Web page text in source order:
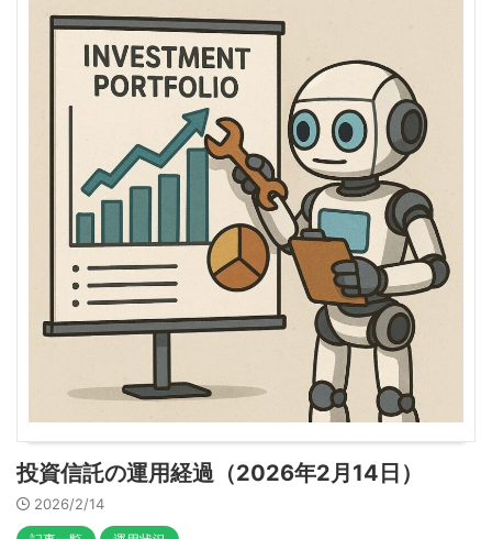
投資信託の運用経過（2026年2月14日）
2026/2/14